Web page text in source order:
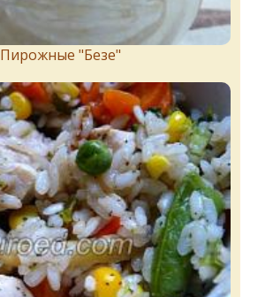
Пирожныe "Бeзe"